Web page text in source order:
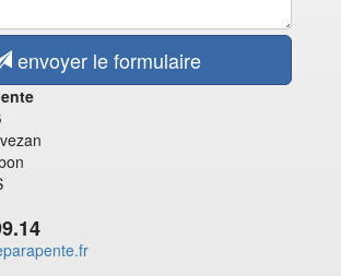
envoyer le formulaire